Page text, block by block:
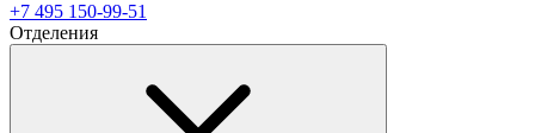
+7 495 150-99-51
Отделения